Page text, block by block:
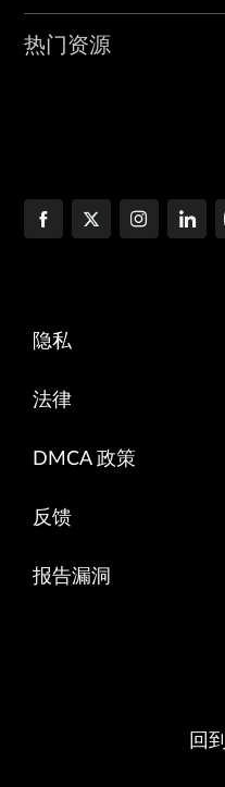
热门资源
隐私
法律
DMCA 政策
反馈
报告漏洞
回